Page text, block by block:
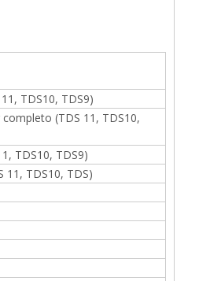
TDS10, TDS9)
(TDS 11, TDS10,
TDS10, TDS9)
11, TDS10, TDS)